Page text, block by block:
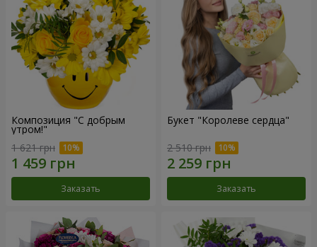
Композиция "С добрым
утром!"
1 621 грн
Заказать
Букет "Королеве сердца"
2 510 грн
Заказать